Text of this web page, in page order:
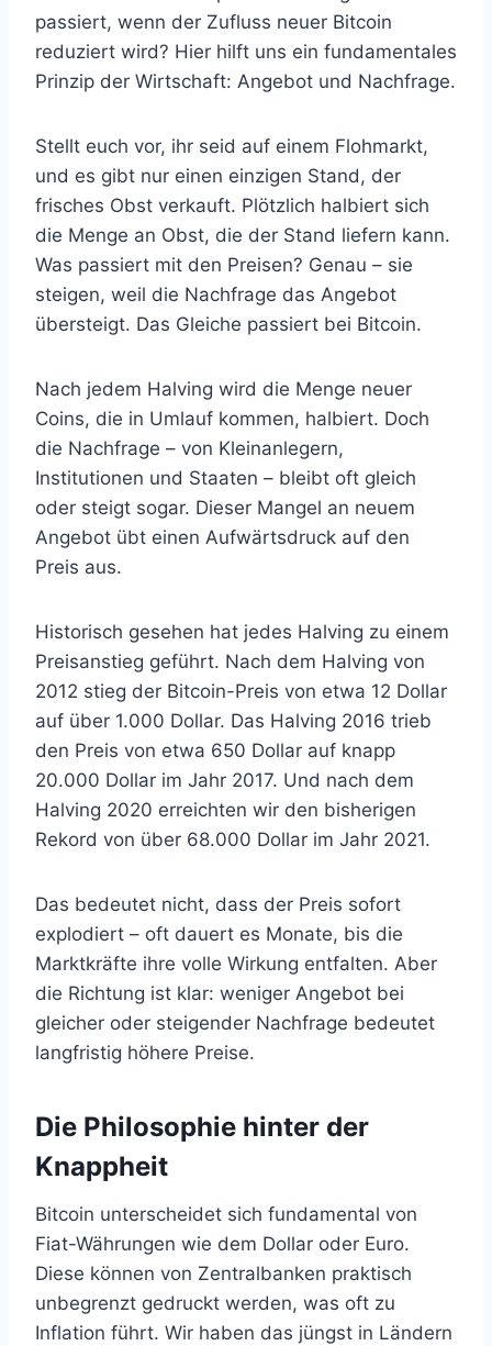
passiert, wenn der Zufluss neuer Bitcoin
reduziert wird? Hier hilft uns ein fundamentales
Prinzip der Wirtschaft: Angebot und Nachfrage.
Stellt euch vor, ihr seid auf einem Flohmarkt,
und es gibt nur einen einzigen Stand, der
frisches Obst verkauft. Plötzlich halbiert sich
die Menge an Obst, die der Stand liefern kann.
Was passiert mit den Preisen? Genau – sie
steigen, weil die Nachfrage das Angebot
übersteigt. Das Gleiche passiert bei Bitcoin.
Nach jedem Halving wird die Menge neuer
Coins, die in Umlauf kommen, halbiert. Doch
die Nachfrage – von Kleinanlegern,
Institutionen und Staaten – bleibt oft gleich
oder steigt sogar. Dieser Mangel an neuem
Angebot übt einen Aufwärtsdruck auf den
Preis aus.
Historisch gesehen hat jedes Halving zu einem
Preisanstieg geführt. Nach dem Halving von
2012 stieg der Bitcoin-Preis von etwa 12 Dollar
auf über 1.000 Dollar. Das Halving 2016 trieb
den Preis von etwa 650 Dollar auf knapp
20.000 Dollar im Jahr 2017. Und nach dem
Halving 2020 erreichten wir den bisherigen
Rekord von über 68.000 Dollar im Jahr 2021.
Das bedeutet nicht, dass der Preis sofort
explodiert – oft dauert es Monate, bis die
Marktkräfte ihre volle Wirkung entfalten. Aber
die Richtung ist klar: weniger Angebot bei
gleicher oder steigender Nachfrage bedeutet
langfristig höhere Preise.
Die Philosophie hinter der
Knappheit
Bitcoin unterscheidet sich fundamental von
Fiat-Währungen wie dem Dollar oder Euro.
Diese können von Zentralbanken praktisch
unbegrenzt gedruckt werden, was oft zu
Inflation führt. Wir haben das jüngst in Ländern